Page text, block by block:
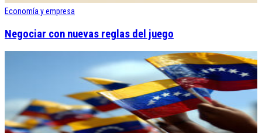
Economía y empresa
Negociar con nuevas reglas del juego